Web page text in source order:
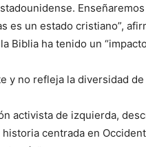
es un estado cristiano”,
Biblia ha tenido un
y no refleja la diversidad
activista de izquierda,
centrada en